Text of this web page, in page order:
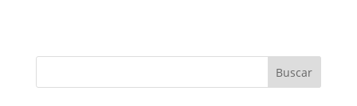
Buscar